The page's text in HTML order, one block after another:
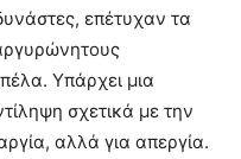
επέτυχαν τα
Υπάρχει µια
σχετικά με την
αλλά για απεργία.